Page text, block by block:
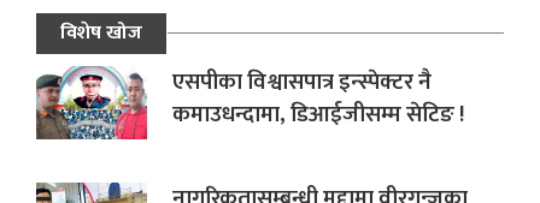
विशेष खोज
एसपीका विश्वासपात्र इन्स्पेक्टर नै
कमाउधन्दामा, डिआईजीसम्म सेटिङ !